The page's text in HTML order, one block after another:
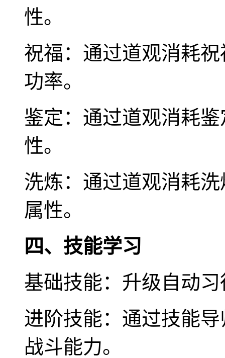
性。
祝福：通过道观消耗
功率。
鉴定：通过道观消耗
性。
洗炼：通过道观消耗
属性。
四、技能学习
基础技能：升级自动
进阶技能：通过技能
战斗能力。